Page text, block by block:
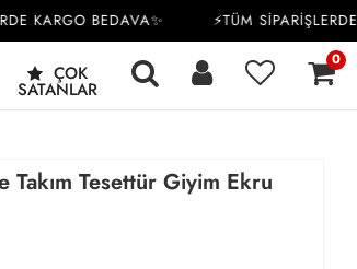
KARGO BEDAVA✨ ⚡TÜM SİPARİŞLERDE
ÇOK
SATANLAR
0
Takım Tesettür Giyim Ekru